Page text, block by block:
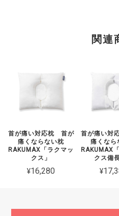
まだ痛みがあるようですが、 肩が
関連
首が痛い対応枕 首が
痛くならない枕
RAKUMAX「ラクマッ
クス」
¥16,280
首が痛い対
痛くなら
RAKUMAX
クス備